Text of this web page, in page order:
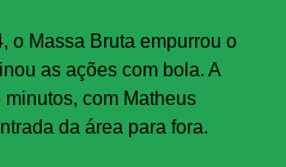
o Massa Bruta empurrou o
as ações com bola. A
com Matheus
da área para fora.